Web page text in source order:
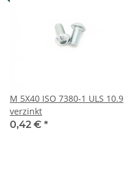
M 5X40 ISO 7380-1 ULS 10.9
verzinkt
0,42 € *